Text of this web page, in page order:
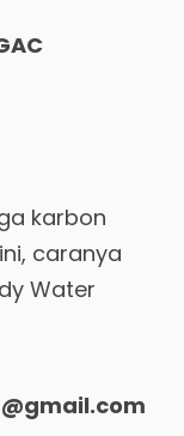
karbon
caranya
Water